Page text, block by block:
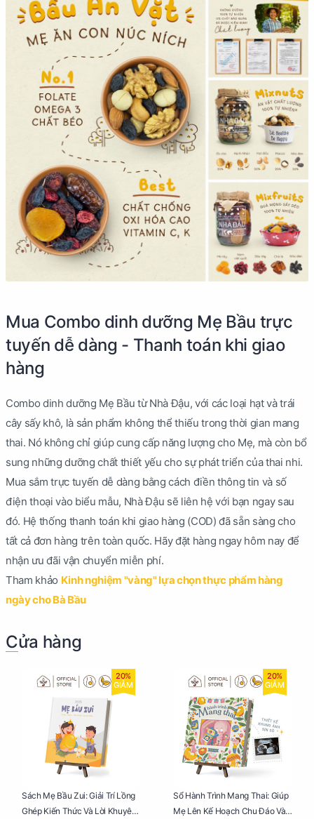
Mua Combo dinh dưỡng Mẹ Bầu trực
tuyến dễ dàng - Thanh toán khi giao
hàng
Combo dinh dưỡng Mẹ Bầu từ Nhà Đậu, với các loại hạt và trái
cây sấy khô, là sản phẩm không thể thiếu trong thời gian mang
thai. Nó không chỉ giúp cung cấp năng lượng cho Mẹ, mà còn bổ
sung những dưỡng chất thiết yếu cho sự phát triển của thai nhi.
Mua sắm trực tuyến dễ dàng bằng cách điền thông tin và số
điện thoại vào biểu mẫu, Nhà Đậu sẽ liên hệ với bạn ngay sau
đó. Hệ thống thanh toán khi giao hàng (COD) đã sẵn sàng cho
tất cả đơn hàng trên toàn quốc. Hãy đặt hàng ngay hôm nay để
nhận ưu đãi vận chuyển miễn phí.
Tham khảo Kinh nghiệm "vàng" lựa chọn thực phẩm hàng
ngày cho Bà Bầu
Cửa hàng
20%
GIẢM
Sách Mẹ Bầu Zui: Giải Trí Lồng
Ghép Kiến Thức Và Lời Khuyên
20%
GIẢM
Sổ Hành Trình Mang Thai: Giúp
Mẹ Lên Kế Hoạch Chu Đáo Và